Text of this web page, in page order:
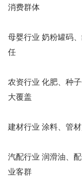
消费群体
母婴行业 奶粉罐码
任
农资行业 化肥、种
大覆盖
建材行业 涂料、管
汽配行业 润滑油、
业客群